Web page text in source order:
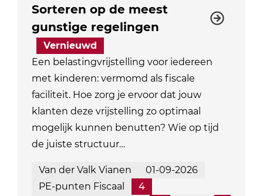
Sorteren op de meest
gunstige regelingen
Vernieuwd
Een belastingvrijstelling voor iedereen
met kinderen: vermomd als fiscale
faciliteit. Hoe zorg je ervoor dat jouw
klanten deze vrijstelling zo optimaal
mogelijk kunnen benutten? Wie op tijd
de juiste structuur…
Van der Valk Vianen
01-09-2026
PE-punten Fiscaal
4